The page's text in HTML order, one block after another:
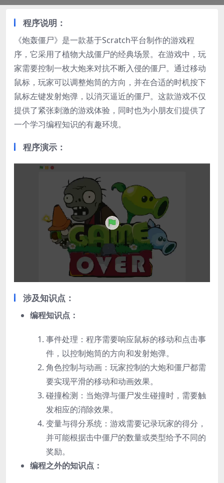
程序说明：
《炮轰僵尸》是一款基于Scratch平台制作的游戏程
序，它采用了植物大战僵尸的经典场景。在游戏中，玩
家需要控制一枚大炮来对抗不断入侵的僵尸。通过移动
鼠标，玩家可以调整炮筒的方向，并在合适的时机按下
鼠标左键发射炮弹，以消灭逼近的僵尸。这款游戏不仅
提供了紧张刺激的游戏体验，同时也为小朋友们提供了
一个学习编程知识的有趣环境。
程序演示：
涉及知识点：
编程知识点：
事件处理：程序需要响应鼠标的移动和点击事
件，以控制炮筒的方向和发射炮弹。
角色控制与动画：玩家控制的大炮和僵尸都需
要实现平滑的移动和动画效果。
碰撞检测：当炮弹与僵尸发生碰撞时，需要触
发相应的消除效果。
变量与得分系统：游戏需要记录玩家的得分，
并可能根据击中僵尸的数量或类型给予不同的
奖励。
编程之外的知识点：